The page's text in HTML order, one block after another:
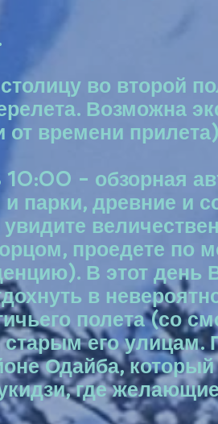
во второй
Возможна
от времени
10:00 - обзорная
парки, древние и
проедете по
В этот
в
полета (со
его улицам.
Одайба,
где